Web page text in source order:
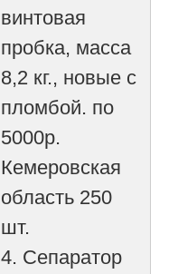
винтовая
пробка, масса
8,2 кг., новые с
пломбой. по
5000р.
Кемеровская
область 250
шт.
4. Сепаратор